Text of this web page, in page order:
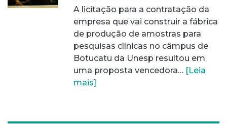
A licitação para a contratação da
empresa que vai construir a fábrica
de produção de amostras para
pesquisas clínicas no câmpus de
Botucatu da Unesp resultou em
uma proposta vencedora… [Leia
mais]